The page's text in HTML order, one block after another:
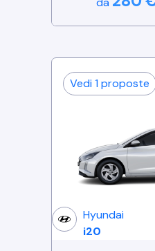
Vedi 1 proposte
Hyundai
i20